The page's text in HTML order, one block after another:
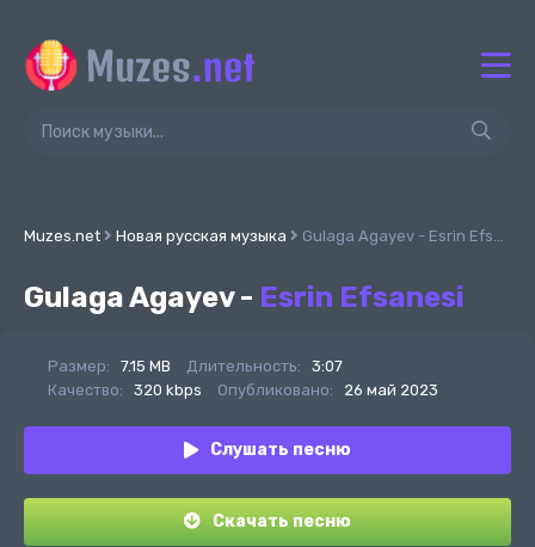
Muzes.net Новая русская музыка Gulaga Agayev - Esrin Efsanesi
Gulaga Agayev - Esrin Efsanesi
Размер: 7.15 MB Длительность:
3:07
Качество:
320 kbps Опубликовано: 26 май 2023
Слушать песню
Скачать песню